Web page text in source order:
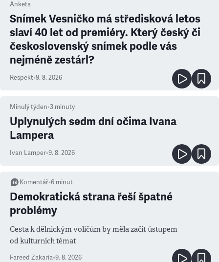
Anketa
Snímek Vesničko má středisková letos
slaví 40 let od premiéry. Který český či
československý snímek podle vás
nejméně zestárl?
Respekt•9. 8. 2026
Minulý týden•3 minuty
Uplynulých sedm dní očima Ivana
Lampera
Ivan Lamper•9. 8. 2026
Komentář•6 minut
Demokratická strana řeší špatné
problémy
Cesta k dělnickým voličům by měla začít ústupem
od kulturních témat
Fareed Zakaria•9. 8. 2026